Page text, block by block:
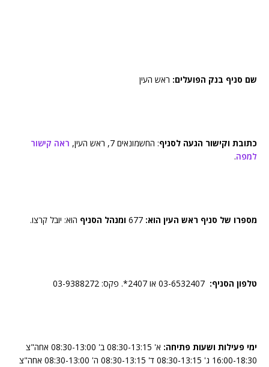
שם סניף בנק הפועלים: ראש העין
כתובת וקישור הגעה לסניף: החשמונאים 7, ראש העין,
ראה קישור
למפה.
מספרו של סניף ראש העין הוא: ומנהל הסניף הוא: יובל קרצו.
טלפון הסניף:
ימי פעילות ושעות פתיחה:
א' 08:30-13:15 ב' 08:30-13:00 אחה"צ
16:00-18:30 ג' 08:30-13:15 ד' 08:30-13:15 ה' 08:30-13:00 אחה"צ